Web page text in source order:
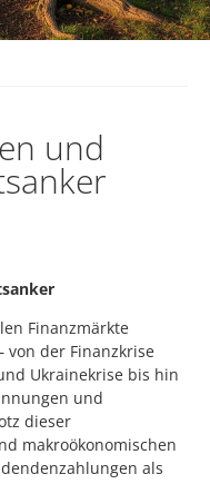
und
Finanzmärkte
der Finanzkrise
Ukrainekrise bis hin
und
dieser
makroökonomischen
als